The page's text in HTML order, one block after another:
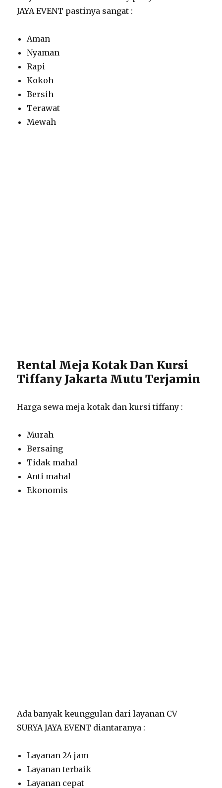
JAYA EVENT pastinya sangat :
Aman
Nyaman
Rapi
Kokoh
Bersih
Terawat
Mewah
Rental Meja Kotak Dan Kursi
Tiffany Jakarta Mutu Terjamin
Harga sewa meja kotak dan kursi tiffany :
Murah
Bersaing
Tidak mahal
Anti mahal
Ekonomis
Ada banyak keunggulan dari layanan CV
SURYA JAYA EVENT diantaranya :
Layanan 24 jam
Layanan terbaik
Layanan cepat